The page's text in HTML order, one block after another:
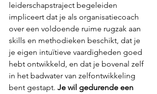
leiderschapstraject begeleiden
impliceert dat je als organisatiecoach
over een voldoende ruime rugzak aan
skills en methodieken beschikt, dat je
je eigen intuïtieve vaardigheden goed
hebt ontwikkeld, en dat je bovenal zelf
in het badwater van zelfontwikkeling
bent gestapt. Je wil gedurende een